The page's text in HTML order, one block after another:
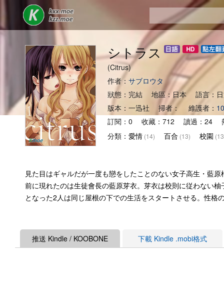
シトラス
(Citrus)
作者： サブロウタ
狀態：完結 地區：日本 語言：
版本：一迅社 掃者： 維護者：
訂閱：0 收藏：712 讀過：24
分類： 愛情 (14) 百合 (13) 校園
見た目はギャルだが一度も戀をしたことのない女子高生・藍
前に現れたのは生徒會長の藍原芽衣。芽衣は校則に従わない
となった2人は同じ屋根の下での生活をスタートさせる。性
推送 Kindle / KOOBONE 下載 Kindle .mobi格式